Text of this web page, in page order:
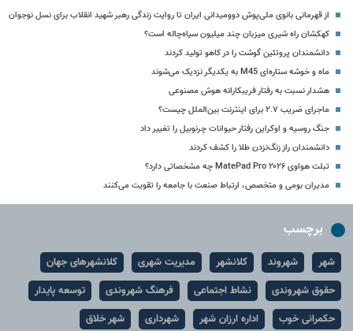
از قهرمانی بانوی ملی‌پوش دوومیدانی ایران تا روایت زندگی رهبر شهید انقلاب برای نسل نوجوان
کهکشان راه شیری میزبان چند میلیون سیاه‌چاله است؟
دانشمندان پروتئین گوشت را در کاهو تولید کردند
ماه و خوشه ستاره‌ای M45 به یکدیگر نزدیک می‏‌شوند
هشدار نسبت به رفتار فریبکارانه هوش مصنوعی
ماجرای ضریب ۲.۷ برای اینترنت بین‌الملل چیست؟
جنگ روسیه و اوکراین رفتار حیوانات چرنوبیل را تغییر داد
دانشمندان راز زنگ‌نزدن طلا را کشف کردند
تبلت هواوی MatePad Pro ۲۰۲۶ چه مشخصاتی دارد؟
مدیران بومی و متخصص، ارتباط صنعت با جامعه را تقویت می‌کنند
برچسب
شهر شهروند کلانشهر مدیریت شهری
کلانشهرهای جهان
حقوق شهروندی
نشاط اجتماعی فرهنگ شهروندی
توسعه پایدار
حکمرانی خوب
اداره ارزان شهر شهرداری شهر خلاق